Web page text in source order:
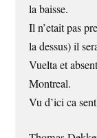
la baisse.
Il n’etait pas
la dessus) il
Vuelta et
Montreal.
Vu d’ici ca